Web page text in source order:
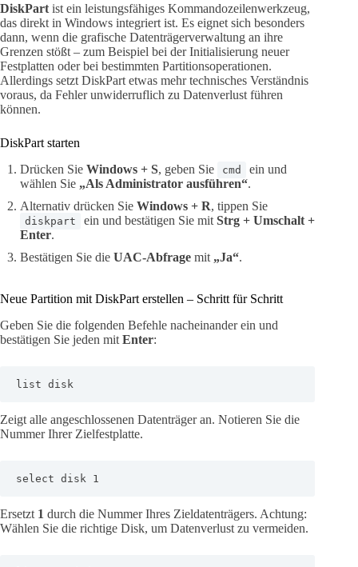
DiskPart ist ein leistungsfähiges Kommandozeilenwerkzeug,
das direkt in Windows integriert ist. Es eignet sich besonders
dann, wenn die grafische Datenträgerverwaltung an ihre
Grenzen stößt – zum Beispiel bei der Initialisierung neuer
Festplatten oder bei bestimmten Partitionsoperationen.
Allerdings setzt DiskPart etwas mehr technisches Verständnis
voraus, da Fehler unwiderruflich zu Datenverlust führen
können.
DiskPart starten
Drücken Sie Windows + S, geben Sie cmd
ein und
wählen Sie „Als Administrator ausführen“.
Alternativ drücken Sie Windows + R, tippen Sie
diskpart ein und bestätigen Sie mit Strg + Umschalt +
Enter.
Bestätigen Sie die UAC-Abfrage mit „Ja“.
Neue Partition mit DiskPart erstellen – Schritt für Schritt
Geben Sie die folgenden Befehle nacheinander ein und
bestätigen Sie jeden mit Enter:
list disk
Zeigt alle angeschlossenen Datenträger an. Notieren Sie die
Nummer Ihrer Zielfestplatte.
select disk 1
Ersetzt 1 durch die Nummer Ihres Zieldatenträgers. Achtung:
Wählen Sie die richtige Disk, um Datenverlust zu vermeiden.